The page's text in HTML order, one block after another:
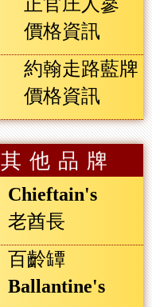
價格資訊
約翰走路藍牌
價格資訊
其他品牌
Chieftain's
老酋長
百齡罈
Ballantine's